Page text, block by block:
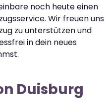
noch heute einen
Wir freuen uns
zu unterstützen und
in dein neues
Duisburg